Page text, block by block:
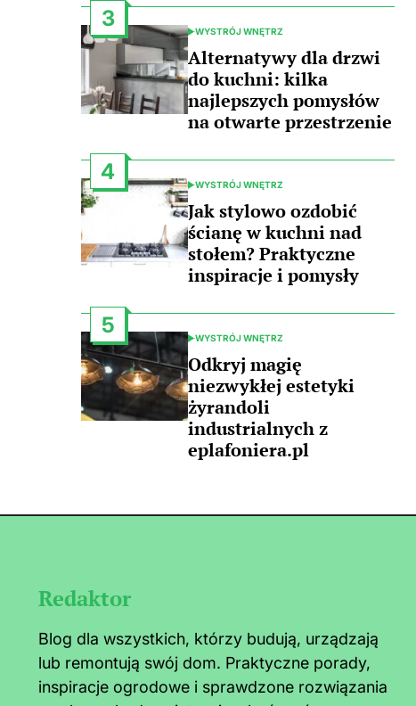
3
POSTED
IN
WYSTRÓJ WNĘTRZ
Alternatywy dla drzwi
do kuchni: kilka
najlepszych pomysłów
na otwarte przestrzenie
4
POSTED
IN
WYSTRÓJ WNĘTRZ
Jak stylowo ozdobić
ścianę w kuchni nad
stołem? Praktyczne
inspiracje i pomysły
5
POSTED
IN
WYSTRÓJ WNĘTRZ
Odkryj magię
niezwykłej estetyki
żyrandoli
industrialnych z
eplafoniera.pl
Redaktor
Blog dla wszystkich, którzy budują, urządzają
lub remontują swój dom. Praktyczne porady,
inspiracje ogrodowe i sprawdzone rozwiązania